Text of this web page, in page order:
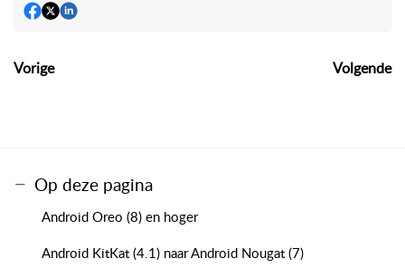
Vorige Volgende
Op deze pagina
Android Oreo (8) en hoger
Android KitKat (4.1) naar Android Nougat (7)